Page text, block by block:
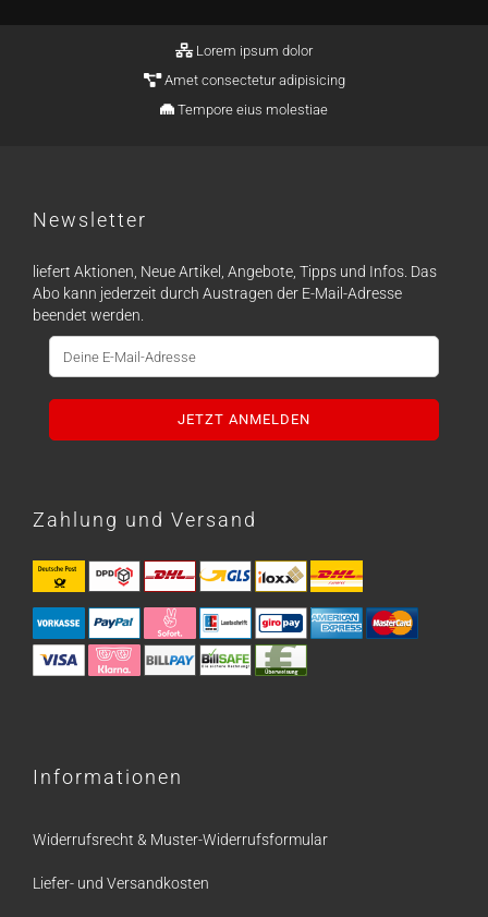
Lorem ipsum dolor
Amet consectetur adipisicing
Tempore eius molestiae
Newsletter
liefert Aktionen, Neue Artikel, Angebote, Tipps und Infos. Das
Abo kann jederzeit durch Austragen der E-Mail-Adresse
beendet werden.
Zahlung und Versand
Informationen
Widerrufsrecht & Muster-Widerrufsformular
Liefer- und Versandkosten